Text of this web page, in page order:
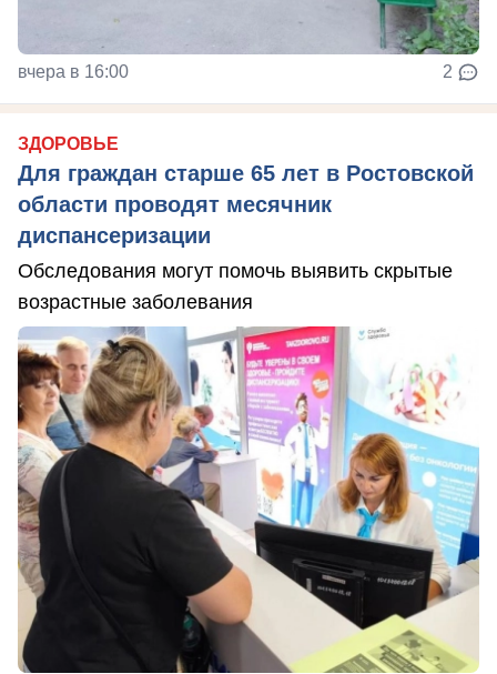
вчера в 16:00 2
ЗДОРОВЬЕ
Для граждан старше 65 лет в Ростовской
области проводят месячник
диспансеризации
Обследования могут помочь выявить скрытые
возрастные заболевания